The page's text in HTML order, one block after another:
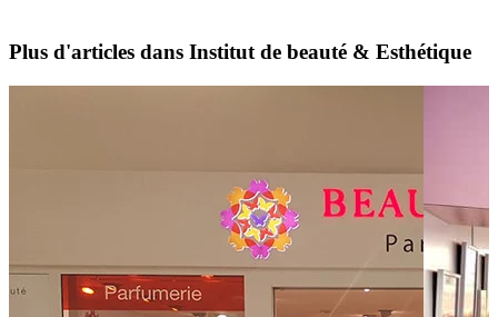
Plus d'articles dans Institut de beauté & Esthétique